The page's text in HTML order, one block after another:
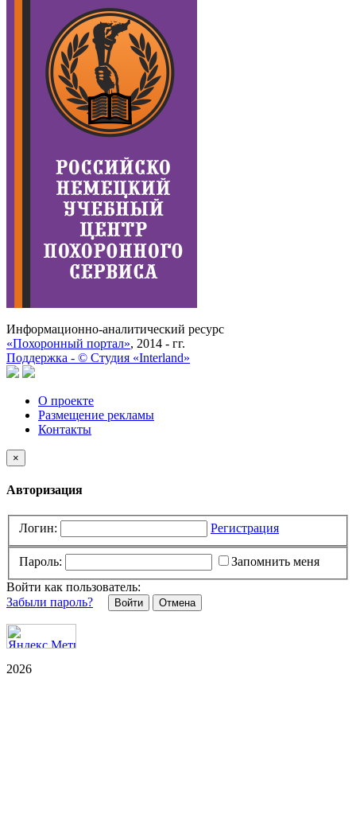
Информационно-аналитический ресурс
«Похоронный портал», 2014 - гг.
Поддержка - © Cтудия «Interland»
О проекте
Размещение рекламы
Контакты
×
Авторизация
Логин: Регистрация
Пароль:
Запомнить меня
Войти как пользователь:
Забыли пароль?
Отмена
2026